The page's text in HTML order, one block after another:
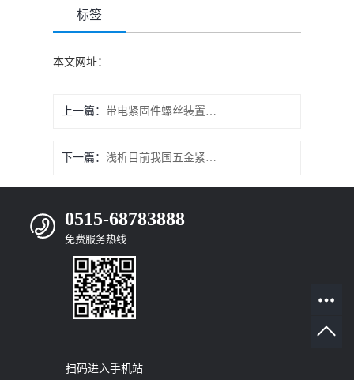
标签
本文网址：
上一篇： 带电紧固件螺丝装置可有效防止触电
下一篇： 浅析目前我国五金紧固件市场规模
0515-68783888
免费服务热线
扫码进入手机站